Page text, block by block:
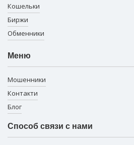
Кошельки
Биржи
Обменники
Меню
Мошенники
Контакти
Блог
Способ связи с нами